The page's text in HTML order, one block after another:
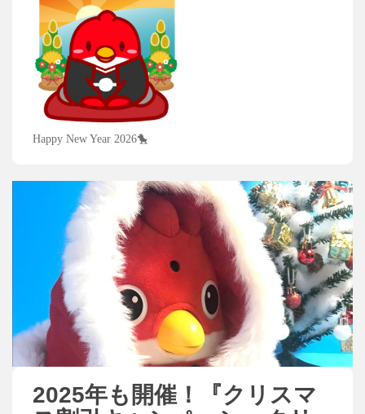
Happy New Year 2026🐤
2025年も開催！『クリスマ